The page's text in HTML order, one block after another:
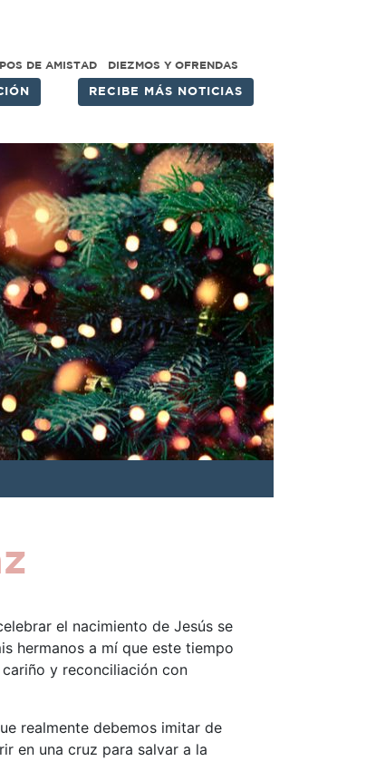
DE AMISTAD DIEZMOS Y OFRENDAS
RECIBE MÁS NOTICIAS
el nacimiento de Jesús se
hermanos a mí que este tiempo
y reconciliación con
realmente debemos imitar de
en una cruz para salvar a la